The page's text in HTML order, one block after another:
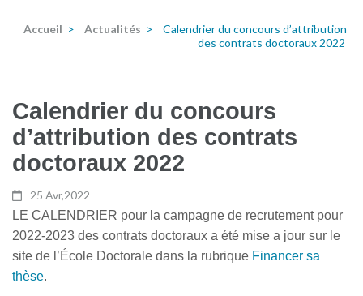
Accueil > Actualités >
Calendrier du concours d’attribution
des contrats doctoraux 2022
Calendrier du concours
d’attribution des contrats
doctoraux 2022
25 Avr,2022
LE CALENDRIER pour la campagne de recrutement pour
2022-2023 des contrats doctoraux a été mise a jour sur le
site de l’École Doctorale dans la rubrique Financer sa
thèse.